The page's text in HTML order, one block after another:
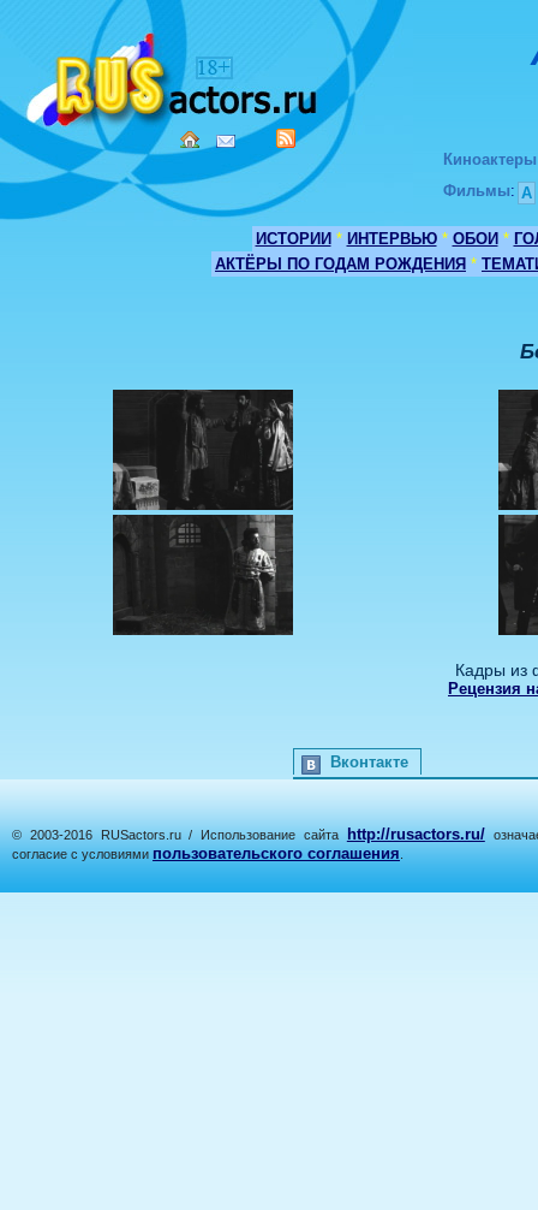
Киноактеры
Фильмы: А
ИСТОРИИ * ИНТЕРВЬЮ * ОБОИ *
АКТЁРЫ ПО ГОДАМ РОЖДЕНИЯ *
Кадры из
Рецензия
Вконтакте
© 2003-2016 RUSactors.ru / Использование сайта http://rusactors.ru/
согласие с условиями пользовательского соглашения